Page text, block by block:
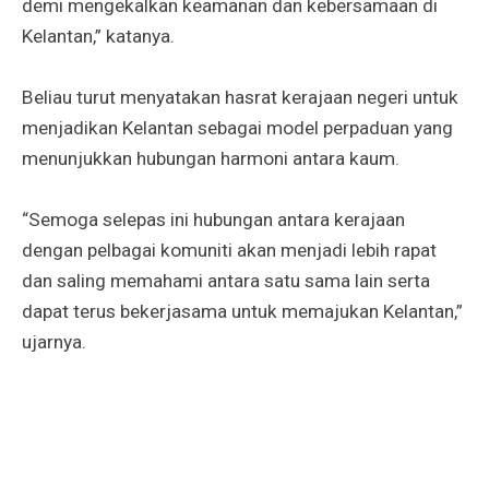
demi mengekalkan keamanan dan kebersamaan di
Kelantan,” katanya.
Beliau turut menyatakan hasrat kerajaan negeri untuk
menjadikan Kelantan sebagai model perpaduan yang
menunjukkan hubungan harmoni antara kaum.
“Semoga selepas ini hubungan antara kerajaan
dengan pelbagai komuniti akan menjadi lebih rapat
dan saling memahami antara satu sama lain serta
dapat terus bekerjasama untuk memajukan Kelantan,”
ujarnya.